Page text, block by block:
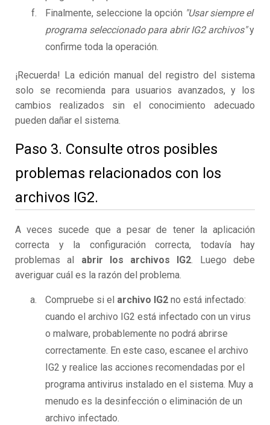
Finalmente, seleccione la opción "Usar siempre el
programa seleccionado para abrir IG2 archivos"y
confirme toda la operación.
¡Recuerda! La edición manual del registro del sistema
solo se recomienda para usuarios avanzados, y los
cambios realizados sin el conocimiento adecuado
pueden dañar el sistema.
Paso 3. Consulte otros posibles
problemas relacionados con los
archivos IG2.
A veces sucede que a pesar de tener la aplicación
correcta y la configuración correcta, todavía hay
problemas al abrir los archivos IG2. Luego debe
averiguar cuál es la razón del problema.
Compruebe si el archivo IG2 no está infectado:
cuando el archivo IG2 está infectado con un virus
o malware, probablemente no podrá abrirse
correctamente. En este caso, escanee el archivo
IG2 y realice las acciones recomendadas por el
programa antivirus instalado en el sistema. Muy a
menudo es la desinfección o eliminación de un
archivo infectado.